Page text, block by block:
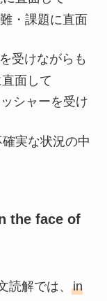
難・課題に直面
受けながらも
直面して
ッシャーを受け
確実な状況の中
the face of
読解では、 in